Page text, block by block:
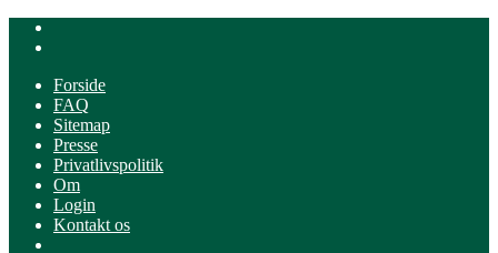
Forside
FAQ
Sitemap
Presse
Privatlivspolitik
Om
Login
Kontakt os